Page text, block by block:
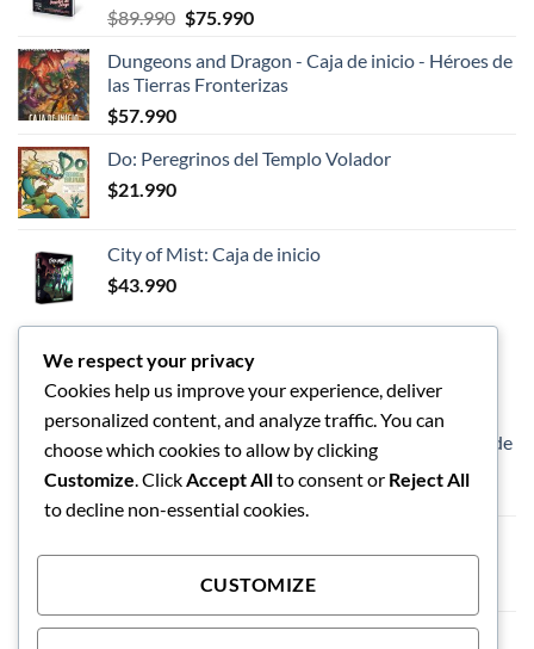
$89.990 El
original
era:
$75.990El
actual
es:
Dungeons and Dragon - Caja de inicio - Héroes de
las Tierras Fronterizas
$57.990
Do: Peregrinos del Templo Volador
$21.990
City of Mist: Caja de inicio
$43.990
LOS MEJORES
Dungeons and Dragon - Caja de inicio - Héroes de
Exploding Kittens El Juego de Tablero
We respect your privacy
Cookies help us improve your experience, deliver
personalized content, and analyze traffic. You can
choose which cookies to allow by clicking
Customize. ClickAccept Allto consent or Reject All
to decline non-essential cookies.
CUSTOMIZE